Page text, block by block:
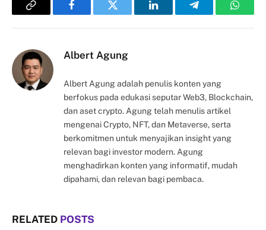
Copy
FacebookTwitter LinkedInTelegram
Albert Agung
Albert Agung adalah penulis konten yang
berfokus pada edukasi seputar Web3, Blockchain,
dan aset crypto. Agung telah menulis artikel
mengenai Crypto, NFT, dan Metaverse, serta
berkomitmen untuk menyajikan insight yang
relevan bagi investor modern. Agung
menghadirkan konten yang informatif, mudah
dipahami, dan relevan bagi pembaca.
RELATED POSTS